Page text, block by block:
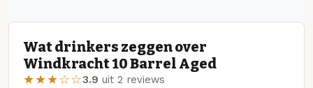
Wat drinkers zeggen over
Windkracht 10 Barrel Aged
★★★☆☆3.9 uit 2 reviews